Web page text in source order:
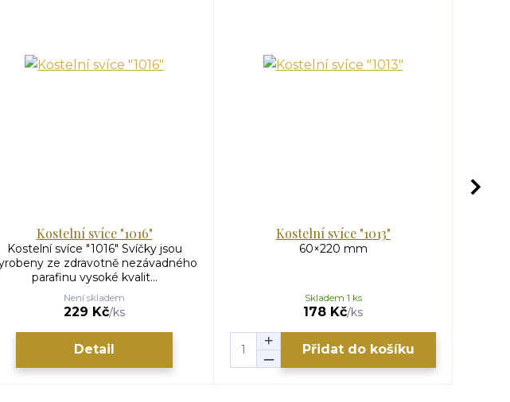
Kostelní svíce "1016"
Kostelní svíce "1016" Svíčky jsou
ze zdravotně nezávadného
parafinu vysoké kvalit...
229 Kč/ks
Není skladem
Detail
Kostelní svíce "1013"
60×220 mm
178 Kč/ks
Skladem 1 ks
Přidat do košíku